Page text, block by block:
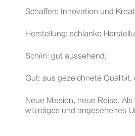
Schaffen: Innovation und
Herstellung: schlanke
Schön: gut aussehend;
Gut: aus gezeichnete
Neue Mission, neue Reise.
würdiges und angesehenes